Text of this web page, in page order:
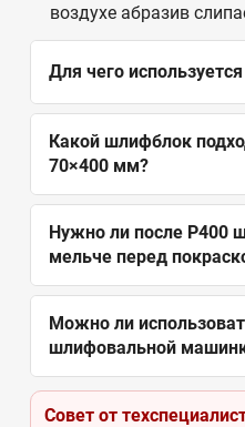
воздухе абразив
Для чего
Какой шлифблок
70×400 мм?
Нужно ли после Р400
мельче перед
Можно ли
шлифовальной
Совет от